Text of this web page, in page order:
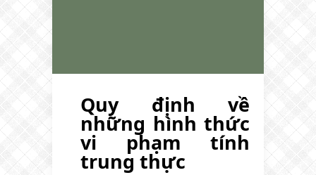
Quy định về
những hình thức
vi phạm tính
trung thực